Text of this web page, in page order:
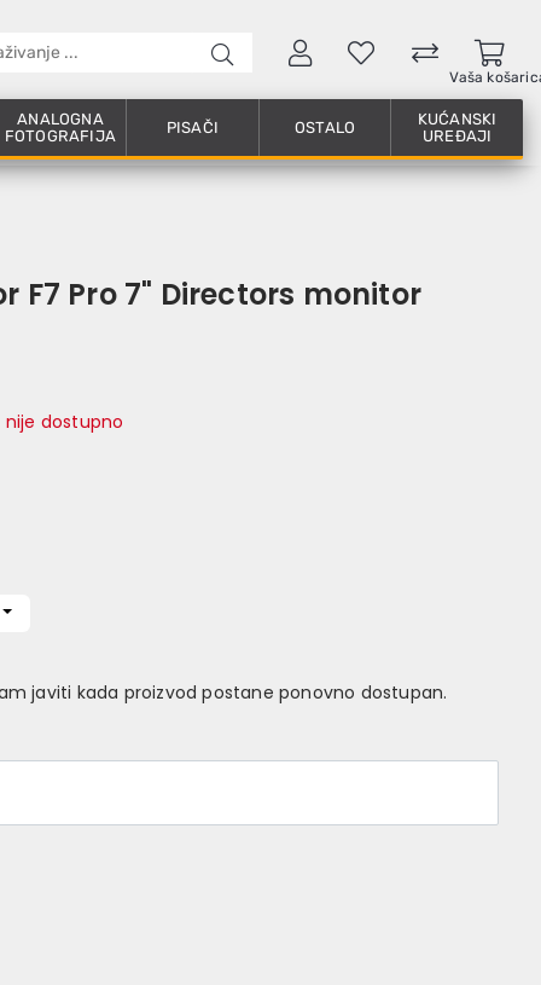
Vaša
ANALOGNA
FOTOGRAFIJA
PISAČI OSTALO
KUĆANSKI
UREĐAJI
F7 Pro 7" Directors monitor
dostupno
javiti kada proizvod postane ponovno dostupan.